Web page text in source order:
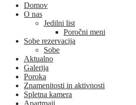
Domov
O nas
Jedilni list
Poročni meni
Sobe rezervacija
Sobe
Aktualno
Galerija
Poroka
Znamenitosti in aktivnosti
Spletna kamera
Apartmaji